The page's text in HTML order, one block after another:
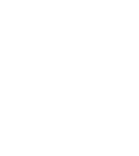
din materiale rezistente
prin broderie sau print
pentru comenzi in volum,